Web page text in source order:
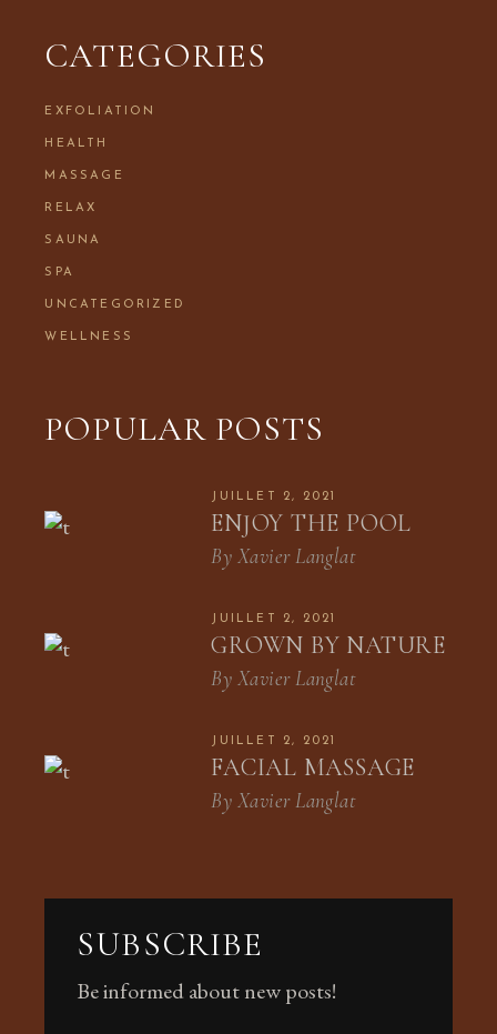
CATEGORIES
EXFOLIATION
HEALTH
MASSAGE
RELAX
SAUNA
SPA
UNCATEGORIZED
WELLNESS
POPULAR POSTS
JUILLET 2, 2021
ENJOY THE POOL
By Xavier Langlat
JUILLET 2, 2021
GROWN BY NATURE
By Xavier Langlat
JUILLET 2, 2021
FACIAL MASSAGE
By Xavier Langlat
SUBSCRIBE
Be informed about new posts!